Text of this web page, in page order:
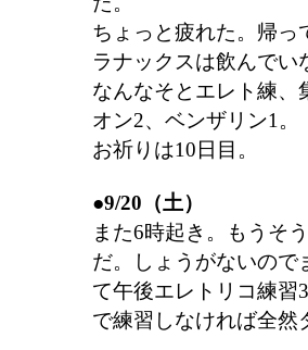
ちょっと疲れた。帰っ
ラナックスは飲んでい
なんなそとエレト練、
オン2、ベンザリン1。
お祈りは10日目。
●9/20（土）
また6時起き。もうそ
だ。しょうがないので
て午後エレトリコ練習
で練習しなければ全然